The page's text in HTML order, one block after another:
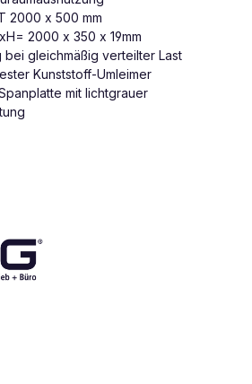
2000 x 500 mm
2000 x 350 x 19mm
gleichmäßig verteilter Last
Kunststoff-Umleimer
mit lichtgrauer